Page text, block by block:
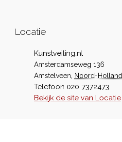
Locatie
Kunstveiling.nl
Amsterdamseweg 136
Amstelveen
Noord-Holland
Telefoon 020-7372473
Bekijk de site van Locatie